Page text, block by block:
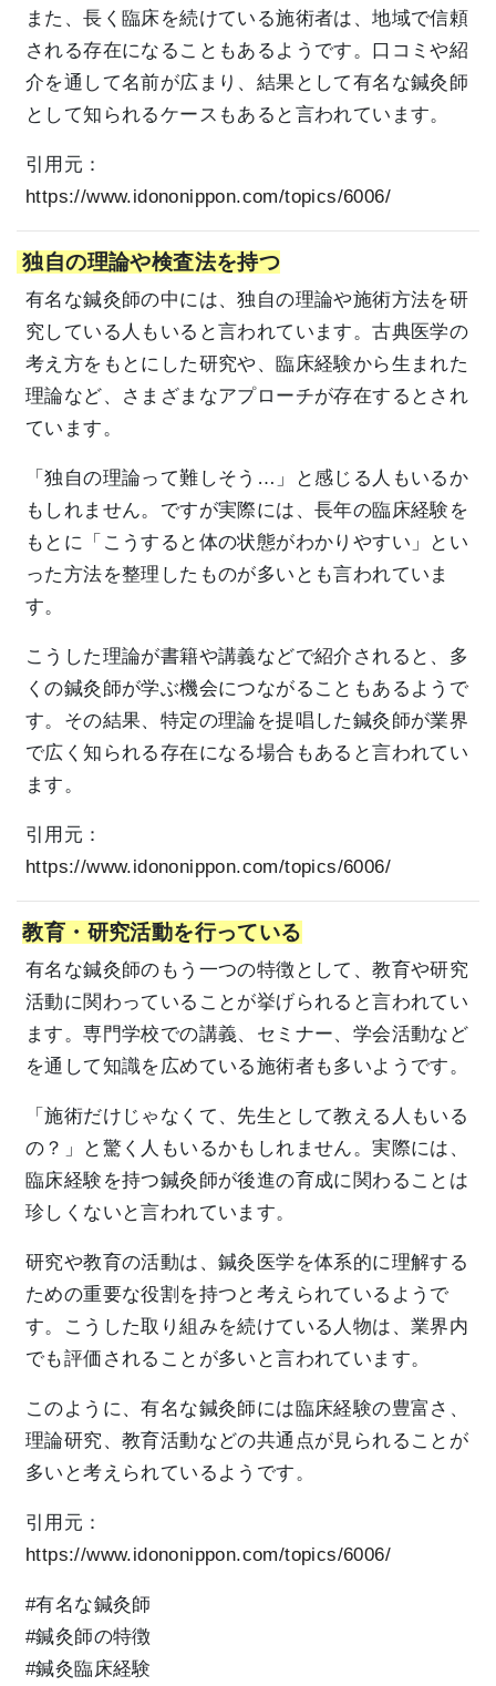
また、長く臨床を続けている施術者は、地域で信頼
される存在になることもあるようです。口コミや紹
介を通して名前が広まり、結果として有名な鍼灸師
として知られるケースもあると言われています。
引用元：
https://www.idononippon.com/topics/6006/
独自の理論や検査法を持つ
有名な鍼灸師の中には、独自の理論や施術方法を研
究している人もいると言われています。古典医学の
考え方をもとにした研究や、臨床経験から生まれた
理論など、さまざまなアプローチが存在するとされ
ています。
「独自の理論って難しそう…」と感じる人もいるか
もしれません。ですが実際には、長年の臨床経験を
もとに「こうすると体の状態がわかりやすい」とい
った方法を整理したものが多いとも言われていま
す。
こうした理論が書籍や講義などで紹介されると、多
くの鍼灸師が学ぶ機会につながることもあるようで
す。その結果、特定の理論を提唱した鍼灸師が業界
で広く知られる存在になる場合もあると言われてい
ます。
引用元：
https://www.idononippon.com/topics/6006/
教育・研究活動を行っている
有名な鍼灸師のもう一つの特徴として、教育や研究
活動に関わっていることが挙げられると言われてい
ます。専門学校での講義、セミナー、学会活動など
を通して知識を広めている施術者も多いようです。
「施術だけじゃなくて、先生として教える人もいる
の？」と驚く人もいるかもしれません。実際には、
臨床経験を持つ鍼灸師が後進の育成に関わることは
珍しくないと言われています。
研究や教育の活動は、鍼灸医学を体系的に理解する
ための重要な役割を持つと考えられているようで
す。こうした取り組みを続けている人物は、業界内
でも評価されることが多いと言われています。
このように、有名な鍼灸師には臨床経験の豊富さ、
理論研究、教育活動などの共通点が見られることが
多いと考えられているようです。
引用元：
https://www.idononippon.com/topics/6006/
#有名な鍼灸師
#鍼灸師の特徴
#鍼灸臨床経験